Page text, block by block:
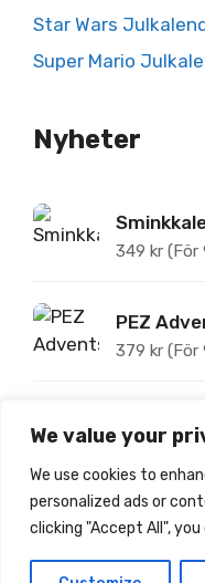
We value your
We use cookies to
personalized ads or
clicking "Accept All",
Star Wars
Super Mario
Nyheter
349 kr (För
PEZ
379 kr (För
Vingummi
399kr (För
James
749